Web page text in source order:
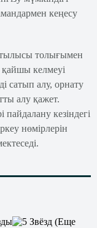
кеңесу
толығымен
қайшы келмеуі
сатып алу, орнату
алу қажет.
кезіндегі
нөмірлерін
(Еще